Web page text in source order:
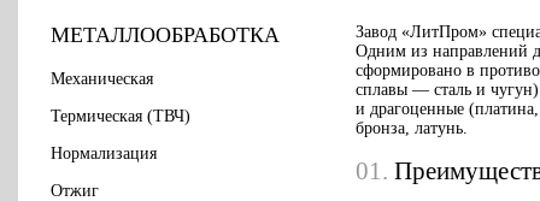
МЕТАЛЛООБРАБОТКА
Механическая
Термическая (ТВЧ)
Нормализация
Отжиг
Завод «ЛитПром»
Одним из направлений
сформировано в
сплавы — сталь и
и драгоценные
бронза, латунь.
01.